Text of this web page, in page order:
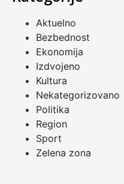
Aktuelno
Bezbednost
Ekonomija
Izdvojeno
Kultura
Nekategorizovano
Politika
Region
Sport
Zelena zona